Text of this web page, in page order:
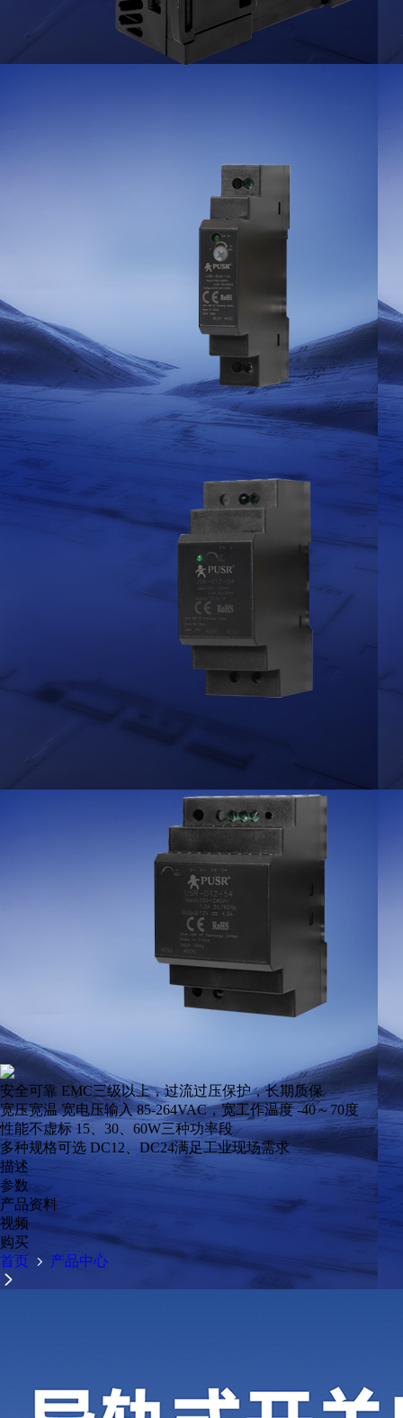
安全可靠 EMC三级以上，过流过压保护，长期质保
宽压宽温 宽电压输入 85-264VAC，宽工作温度 -40～70度
性能不虚标 15、30、60W三种功率段
多种规格可选 DC12、DC24满足工业现场需求
描述
参数
产品资料
视频
购买
首页
产品中心